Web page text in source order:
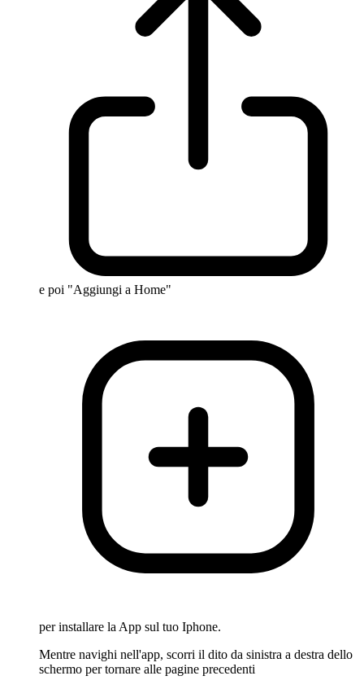
e poi "Aggiungi a Home"
per installare la App sul tuo Iphone.
Mentre navighi nell'app, scorri il dito da sinistra a destra dello
schermo per tornare alle pagine precedenti